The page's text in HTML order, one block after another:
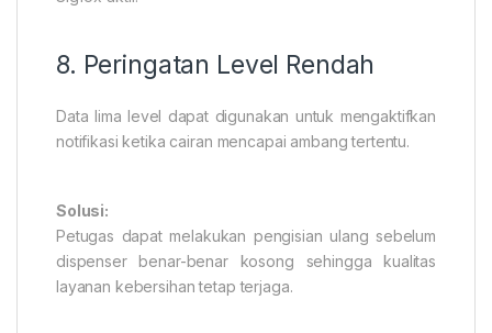
8. Peringatan Level Rendah
Data lima level dapat digunakan untuk mengaktifkan
notifikasi ketika cairan mencapai ambang tertentu.
Solusi:
Petugas dapat melakukan pengisian ulang sebelum
dispenser benar-benar kosong sehingga kualitas
layanan kebersihan tetap terjaga.